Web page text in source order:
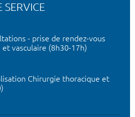
SERVICE
- prise de rendez-vous
vasculaire (8h30-17h)
Chirurgie thoracique et